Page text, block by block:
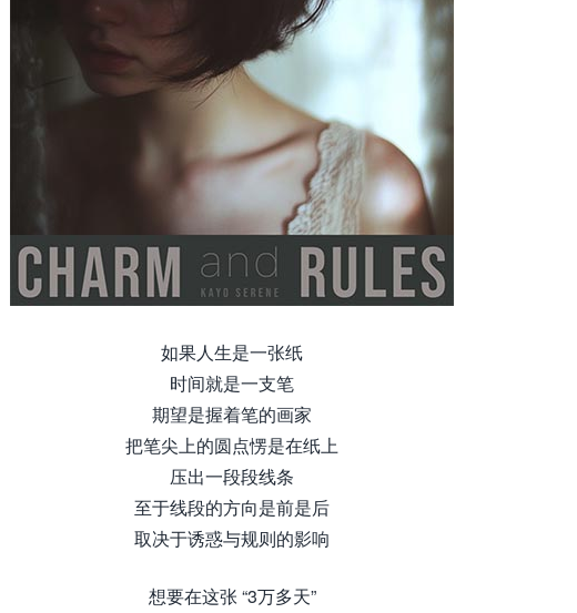
如果人生是一张纸
时间就是一支笔
期望是握着笔的画家
把笔尖上的圆点愣是在纸上
压出一段段线条
至于线段的方向是前是后
取决于诱惑与规则的影响
想要在这张 “3万多天”